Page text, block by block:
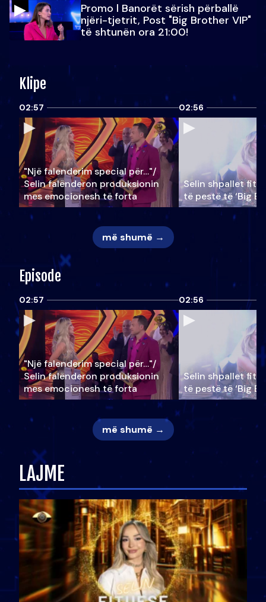
Promo l Banorët sërish përballë
njëri-tjetrit, Post "Big Brother VIP"
të shtunën ora 21:00!
Klipe
02:57
"Një falenderim special për…"/
Selin falënderon produksionin
mes emocionesh të forta
02:56
Selin shpallet
të pestë të ‘Big
më shumë →
Episode
02:57
"Një falenderim special për…"/
Selin falënderon produksionin
mes emocionesh të forta
02:56
Selin shpallet
të pestë të ‘Big
më shumë →
LAJME